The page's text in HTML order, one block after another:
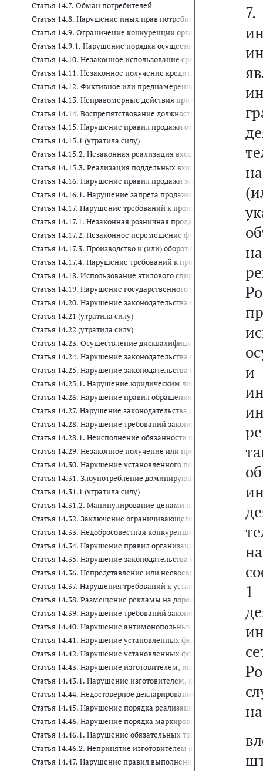
Статья 14.7. Обман потребителей
Статья 14.8. Нарушение иных прав потребителей
Статья 14.9. Ограничение конкуренции органами власти,
Статья 14.9.1. Нарушение порядка осуществления
Статья 14.10. Незаконное использование средств
Статья 14.11. Незаконное получение кредита или займа
Статья 14.12. Фиктивное или преднамеренное банкротство
Статья 14.13. Неправомерные действия при банкротстве
Статья 14.14. Воспрепятствование должностными лицами
Статья 14.15. Нарушение правил продажи отдельных видов
Статья 14.15.1 (утратила силу)
Статья 14.15.2. Незаконная реализация входных билетов на
Статья 14.15.3. Реализация поддельных входных билетов на
Статья 14.16. Нарушение правил продажи этилового спирта,
Статья 14.16.1. Нарушение запрета продажи безалкогольных
Статья 14.17. Нарушение требований к производству или
Статья 14.17.1. Незаконная розничная продажа алкогольной
Статья 14.17.2. Незаконное перемещение физическими
Статья 14.17.3. Производство и (или) оборот порошкообразной
Статья 14.17.4. Нарушение требований к производству и (или)
Статья 14.18. Использование этилового спирта,
Статья 14.19. Нарушение государственного учета в области
Статья 14.20. Нарушение законодательства об экспортном
Статья 14.21 (утратила силу)
Статья 14.22 (утратила силу)
Статья 14.23. Осуществление дисквалифицированным лицом
Статья 14.24. Нарушение законодательства об организованных
Статья 14.25. Нарушение законодательства о
Статья 14.25.1. Нарушение юридическим лицом
Статья 14.26. Нарушение правил обращения с ломом и
Статья 14.27. Нарушение законодательства о лотереях
Статья 14.28. Нарушение требований законодательства об
Статья 14.28.1. Неисполнение обязанности по ведению
Статья 14.29. Незаконное получение или предоставление
Статья 14.30. Нарушение установленного порядка сбора,
Статья 14.31. Злоупотребление доминирующим положением
Статья 14.31.1 (утратила силу)
Статья 14.31.2. Манипулирование ценами на оптовом и (или)
Статья 14.32. Заключение ограничивающего конкуренцию
Статья 14.33. Недобросовестная конкуренция
Статья 14.34. Нарушение правил организации деятельности
Статья 14.35. Нарушение законодательства о
Статья 14.36. Непредставление или несвоевременное
Статья 14.37. Нарушения требований к установке и (или)
Статья 14.38. Размещение рекламы на дорожных знаках и
Статья 14.39. Нарушение требований законодательства об
Статья 14.40. Нарушение антимонопольных правил,
Статья 14.41. Нарушение установленных федеральным
Статья 14.42. Нарушение установленных федеральным
Статья 14.43. Нарушение изготовителем, исполнителем
Статья 14.43.1. Нарушение изготовителем, исполнителем
Статья 14.44. Недостоверное декларирование соответствия
Статья 14.45. Нарушение порядка реализации продукции,
Статья 14.46. Нарушение порядка маркировки продукции,
Статья 14.46.1. Нарушение обязательных требований к
Статья 14.46.2. Непринятие изготовителем (исполнителем,
Статья 14.47. Нарушение правил выполнения работ по
и